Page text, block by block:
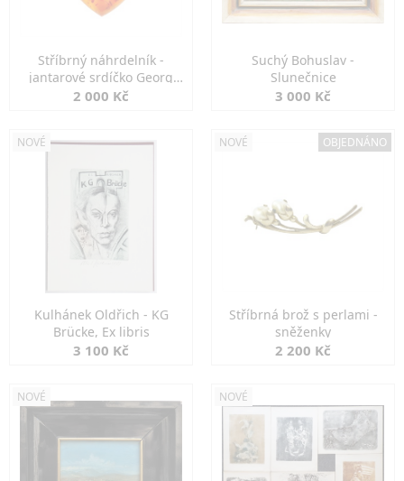
Stříbrný náhrdelník -
jantarové srdíčko Georg
Kramer
2 000 Kč
Suchý Bohuslav -
Slunečnice
3 000 Kč
NOVÉ
Kulhánek Oldřich - KG
Brücke, Ex libris
3 100 Kč
NOVÉ OBJEDNÁNO
Stříbrná brož s perlami -
sněženky
2 200 Kč
NOVÉ NOVÉ